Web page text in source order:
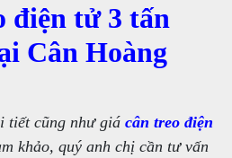
điện tử 3 tấn
Cân Hoàng
tiết cũng như giá cân treo điện
khảo, quý anh chị cần tư vấn